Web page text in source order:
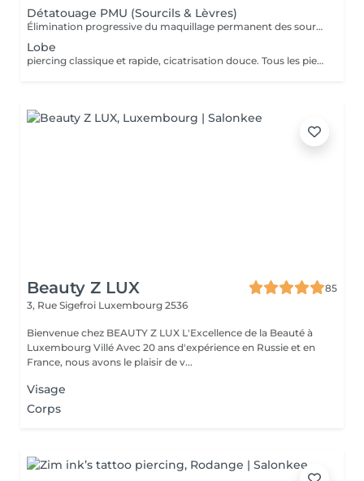
Détatouage PMU (Sourcils & Lèvres)
Élimination progressive du maquillage permanent des sourcils et des lèvres à l'aide d'un laser Q-Switched. Le nombre de séances dépend de: la couleur du pigment la profondeur d'implantation l'ancienneté du maquillage permanent la réaction individuelle de la peau 17 En moyenne 3 à 8 séances, espacées de 6 à 8 semaines, sont nécessaires. À LIRE AVANT VOTRE SÉANCE Évitez toute exposition au soleil et aux UV pendant les 2 semaines avant et après la séance. Informez-nous si vous prenez un traitement photosensibilisant. Traitement contre-indiqué pendant la grossesse. Le traitement ne peut pas être réalisé sur une peau infectée, brûlée ou présentant une plaie. Ne pas appliquer de rétinol, d'acides exfoliants ou de produits irritants sur la zone avant et après le traitement. Respectez un délai minimum de 6 à 8 semaines entre chaque séance.
Lobe
piercing classique et rapide, cicatrisation douce. Tous les piercings sont réalisés dans le respect strict des normes d'hygiène, de sécurité et de la législation luxembourgeoise. Le matériel est stérilisé en autoclave, les gants et instruments sont à usage unique, et les bijoux utilisés sont en titane chirurgical hypoallergénique, conforme aux normes européennes. Chaque prestation comprend : *la désinfection complète de la zone, *la pose professionnelle, *les conseils personnalisés de soins et cicatrisation. Âge minimum Règlement au Luxembourg : Le piercing est autorisé à partir de 16 ans. Entre 16 et 18 ans, le client doit être accompagné d'un parent ou tuteur légal pour signer une autorisation écrite avant la séance. Aucun piercing n'est effectué en dessous de 16 ans, sans exception. Avant la séance : Ne pas consommer d'alcool, de caféine ni de médicaments fluidifiant le sang (aspirine, ibuprofène, etc.) pendant 24 h. Avoir bien mangé et dormi avant la séance. La peau doit être propre, sans maquillage ni crème. Après la séance : Ne pas toucher le piercing avec les mains sales. Nettoyer la zone 2 fois par jour avec une solution saline stérile. Éviter piscine, sauna, mer, maquillage ou parfum pendant 10 à 15 jours. Ne jamais tourner ni retirer le bijou avant la cicatrisation complète. Contre-indications : Grossesse, allaitement, diabète non stabilisé. Maladies de la peau ou infections locales. Traitements anticoagulants, immunosuppresseurs ou antibiotiques en cours. Allergies connues aux métaux.
Beauty Z LUX
85
3, Rue Sigefroi Luxembourg 2536
Bienvenue chez BEAUTY Z LUX L'Excellence de la Beauté à
Luxembourg Villé Avec 20 ans d'expérience en Russie et en
France, nous avons le plaisir de v...
Visage
Corps